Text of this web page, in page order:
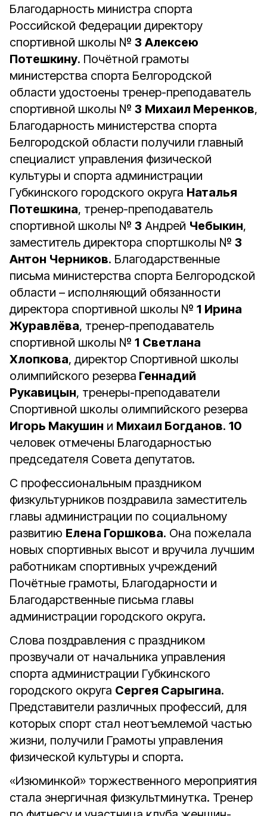
Благодарность министра спорта
Российской Федерации директору
спортивной школы № 3 Алексею
Потешкину. Почётной грамоты
министерства спорта Белгородской
области удостоены тренер-преподаватель
спортивной школы № 3 Михаил Меренков,
Благодарность министерства спорта
Белгородской области получили главный
специалист управления физической
культуры и спорта администрации
Губкинского городского округа Наталья
Потешкина, тренер-преподаватель
спортивной школы № 3 Андрей Чебыкин,
заместитель директора спортшколы № 3
Антон Черников. Благодарственные
письма министерства спорта Белгородской
области – исполняющий обязанности
директора спортивной школы № 1 Ирина
Журавлёва, тренер-преподаватель
спортивной школы № 1 Светлана
Хлопкова, директор Спортивной школы
олимпийского резерва Геннадий
Рукавицын, тренеры-преподаватели
Спортивной школы олимпийского резерва
Игорь Макушин и Михаил Богданов. 10
человек отмечены Благодарностью
председателя Совета депутатов.
С профессиональным праздником
физкультурников поздравила заместитель
главы администрации по социальному
развитию Елена Горшкова. Она пожелала
новых спортивных высот и вручила лучшим
работникам спортивных учреждений
Почётные грамоты, Благодарности и
Благодарственные письма главы
администрации городского округа.
Слова поздравления с праздником
прозвучали от начальника управления
спорта администрации Губкинского
городского округа Сергея Сарыгина.
Представители различных профессий, для
которых спорт стал неотъемлемой частью
жизни, получили Грамоты управления
физической культуры и спорта.
«Изюминкой» торжественного мероприятия
стала энергичная физкультминутка. Тренер